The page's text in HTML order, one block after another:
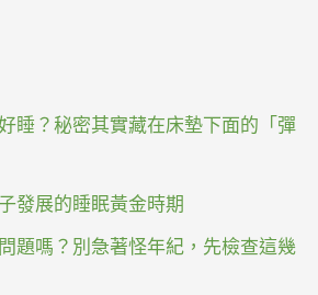
睡？秘密其實藏在床墊下面的「彈
發展的睡眠黃金時期
題嗎？別急著怪年紀，先檢查這幾